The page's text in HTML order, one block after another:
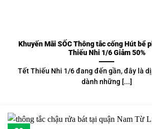
Khuyến Mãi SỐC Thông tắc cống Hút bể
Thiếu Nhi 1/6 Giảm 50%
Tết Thiếu Nhi 1/6 đang đến gần, đây là
dành những [...]